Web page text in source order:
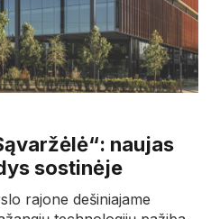
naujas
sostinėje
rajone dešiniajame